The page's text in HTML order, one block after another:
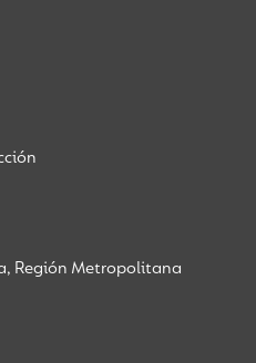
Región Metropolitana